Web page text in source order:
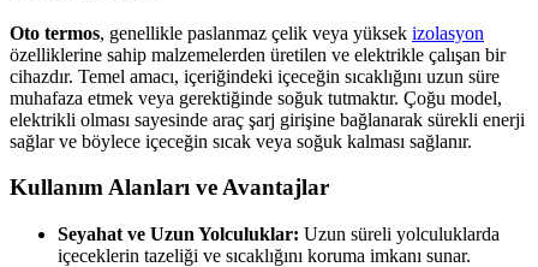
Oto termos, genellikle paslanmaz çelik veya yüksek izolasyon
özelliklerine sahip malzemelerden üretilen ve elektrikle çalışan bir
cihazdır. Temel amacı, içeriğindeki içeceğin sıcaklığını uzun süre
muhafaza etmek veya gerektiğinde soğuk tutmaktır. Çoğu model,
elektrikli olması sayesinde araç şarj girişine bağlanarak sürekli enerji
sağlar ve böylece içeceğin sıcak veya soğuk kalması sağlanır.
Kullanım Alanları ve Avantajlar
Seyahat ve Uzun Yolculuklar: Uzun süreli yolculuklarda
içeceklerin tazeliği ve sıcaklığını koruma imkanı sunar.